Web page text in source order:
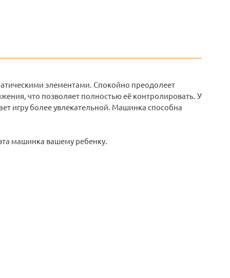
элементами. Спокойно преодолеет
что позволяет полностью её контролировать. У
игру более увлекательной. Машинка способна
машинка вашему ребенку.